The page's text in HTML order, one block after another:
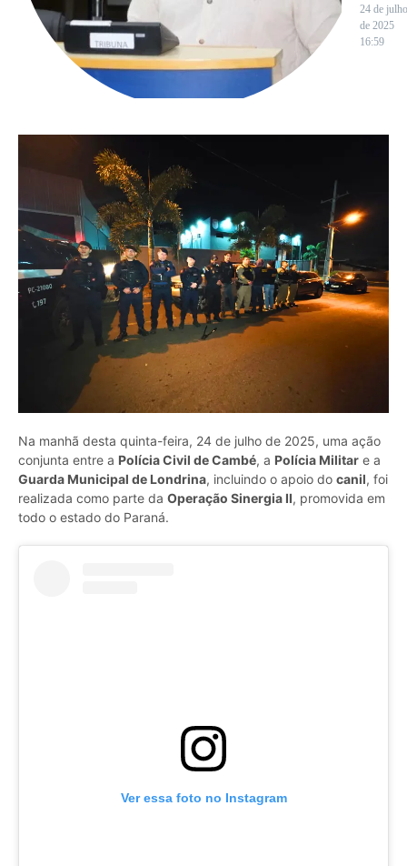
24 de julho
de 2025
16:59
Na manhã desta quinta-feira, 24 de julho de 2025, uma ação
conjunta entre a Polícia Civil de Cambé, a Polícia Militar e a
Guarda Municipal de Londrina, incluindo o apoio do canil, foi
realizada como parte da Operação Sinergia II, promovida em
todo o estado do Paraná.
Ver essa foto no Instagram